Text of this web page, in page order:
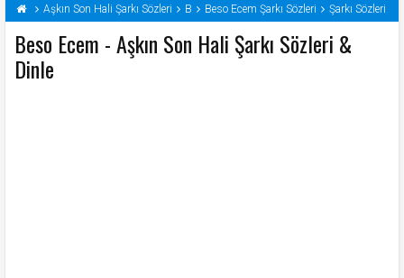
Aşkın Son Hali Şarkı Sözleri B Beso Ecem Şarkı Sözleri Şarkı Sözleri
Beso Ecem - Aşkın Son Hali Şarkı Sözleri &
Dinle